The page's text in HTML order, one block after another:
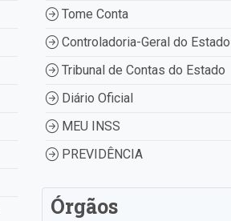
Tome Conta
Controladoria-Geral do Estado
Tribunal de Contas do Estado
Diário Oficial
MEU INSS
PREVIDÊNCIA
Órgãos